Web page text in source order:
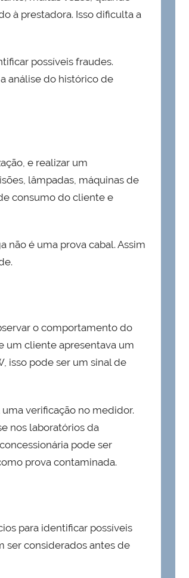
à prestadora. Isso dificulta a
possíveis fraudes.
análise do histórico de
e realizar um
lâmpadas, máquinas de
consumo do cliente e
não é uma prova cabal. Assim
o comportamento do
um cliente apresentava um
isso pode ser um sinal de
verificação no medidor.
nos laboratórios da
pode ser
prova contaminada.
para identificar possíveis
ser considerados antes de